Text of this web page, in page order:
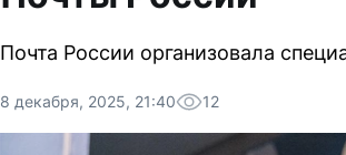
Почта России организовала
8 декабря, 2025, 21:40 12